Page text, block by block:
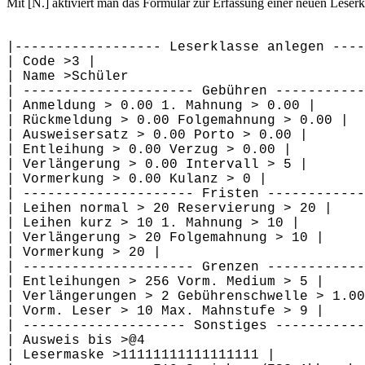
|------------------ Leserklasse
| Code >3 |
| Name >Schüler
| --------------------- Gebühren
| Anmeldung > 0.00 1. Mahnung > 0.00 |
| Rückmeldung > 0.00 Folgemahnung > 0.00 |
| Ausweisersatz > 0.00 Porto > 0.00 |
| Entleihung > 0.00 Verzug > 0.00 |
| Verlängerung > 0.00 Intervall > 5 |
| Vormerkung > 0.00 Kulanz > 0 |
| --------------------- Fristen
| Leihen normal > 20 Reservierung > 20 |
| Leihen kurz > 10 1. Mahnung > 10 |
| Verlängerung > 20 Folgemahnung > 10 |
| Vormerkung > 20 |
| --------------------- Grenzen
| Entleihungen > 256 Vorm. Medium > 5 |
| Verlängerungen > 2 Gebührenschwelle >
| Vorm. Leser > 10 Max. Mahnstufe > 9 |
| -------------------- Sonstiges
| Ausweis bis >@4
| Lesermaske >11111111111111111 |